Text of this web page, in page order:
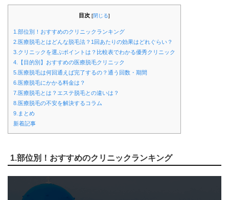
目次 [閉じる]
1.部位別！おすすめのクリニックランキング
2.医療脱毛とはどんな脱毛法？1回あたりの効果はどれぐらい？
3.クリニックを選ぶポイントは？比較表でわかる優秀クリニック
4.【目的別】おすすめの医療脱毛クリニック
5.医療脱毛は何回通えば完了するの？通う回数・期間
6.医療脱毛にかかる料金は？
7.医療脱毛とは？エステ脱毛との違いは？
8.医療脱毛の不安を解決するコラム
9.まとめ
新着記事
1.部位別！おすすめのクリニックランキング